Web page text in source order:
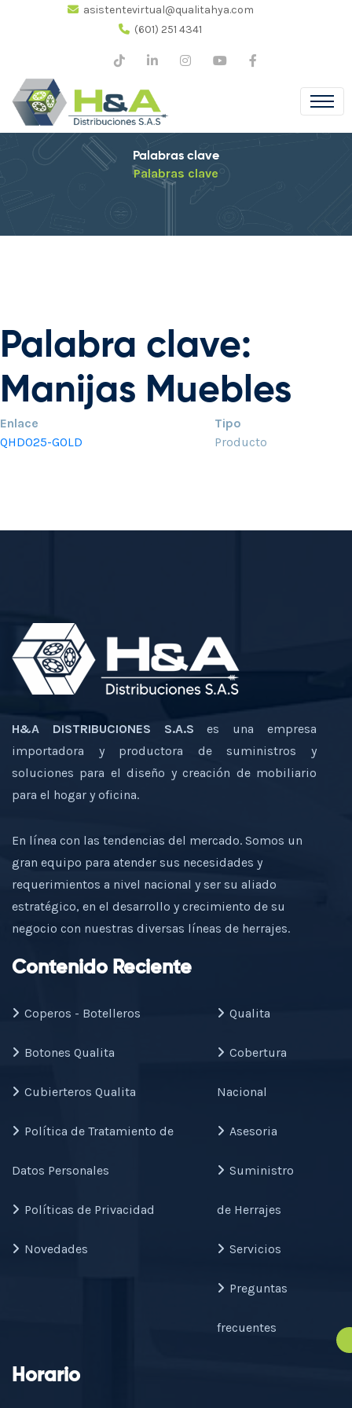
asistentevirtual@qualitahya.com
(601) 251 4341
Palabras clave
Palabras clave
Palabra clave:
Manijas Muebles
Enlace
Tipo
QHD025-GOLD
Producto
H&A DISTRIBUCIONES S.A.S es una empresa
importadora y productora de suministros y
soluciones para el diseño y creación de mobiliario
para el hogar y oficina.
En línea con las tendencias del mercado. Somos un
gran equipo para atender sus necesidades y
requerimientos a nivel nacional y ser su aliado
estratégico, en el desarrollo y crecimiento de su
negocio con nuestras diversas líneas de herrajes.
Contenido Reciente
Coperos - Botelleros
Botones Qualita
Cubierteros Qualita
Política de Tratamiento de
Datos Personales
Políticas de Privacidad
Novedades
Qualita
Cobertura
Nacional
Asesoria
Suministro
de Herrajes
Servicios
Preguntas
frecuentes
Horario